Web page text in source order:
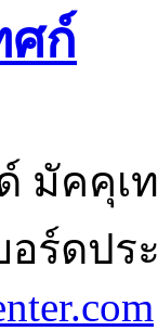
ศก์
มัคคุ
อร์ดป